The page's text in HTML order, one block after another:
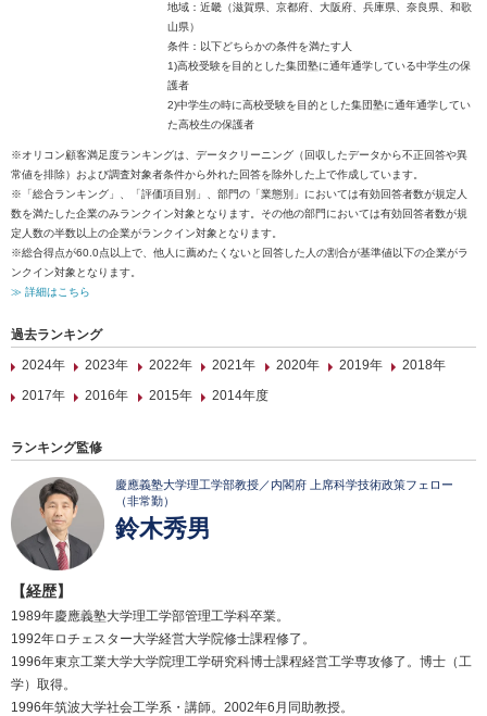
地域：近畿（滋賀県、京都府、大阪府、兵庫県、奈良県、和歌
山県）
条件：以下どちらかの条件を満たす人
1)高校受験を目的とした集団塾に通年通学している中学生の保
護者
2)中学生の時に高校受験を目的とした集団塾に通年通学してい
た高校生の保護者
※オリコン顧客満足度ランキングは、データクリーニング（回収したデータから不正回答や異
常値を排除）および調査対象者条件から外れた回答を除外した上で作成しています。
※「総合ランキング」、「評価項目別」、部門の「業態別」においては有効回答者数が規定人
数を満たした企業のみランクイン対象となります。その他の部門においては有効回答者数が規
定人数の半数以上の企業がランクイン対象となります。
※総合得点が60.0点以上で、他人に薦めたくないと回答した人の割合が基準値以下の企業がラ
ンクイン対象となります。
≫ 詳細はこちら
過去ランキング
2024年
2023年 2022年 2021年 2020年 2019年
2018年
2017年
2016年 2015年 2014年度
ランキング監修
慶應義塾大学理工学部教授／内閣府 上席科学技術政策フェロー
（非常勤）
鈴木秀男
【経歴】
1989年慶應義塾大学理工学部管理工学科卒業。
1992年ロチェスター大学経営大学院修士課程修了。
1996年東京工業大学大学院理工学研究科博士課程経営工学専攻修了。博士（工
学）取得。
1996年筑波大学社会工学系・講師。2002年6月同助教授。